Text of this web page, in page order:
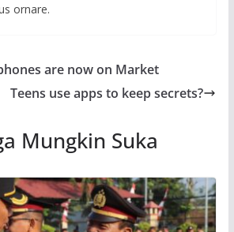
ornare.
are now on Market
Teens use apps to keep secrets?
Mungkin Suka